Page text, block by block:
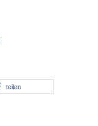
teilen